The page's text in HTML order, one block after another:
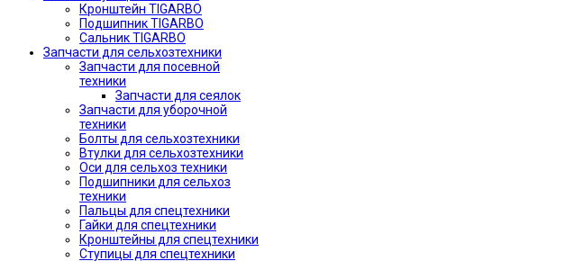
Кронштейн TIGARBO
Подшипник TIGARBO
Сальник TIGARBO
Запчасти для сельхозтехники
Запчасти для посевной
техники
Запчасти для сеялок
Запчасти для уборочной
техники
Болты для сельхозтехники
Втулки для сельхозтехники
Оси для сельхоз техники
Подшипники для сельхоз
техники
Пальцы для спецтехники
Гайки для спецтехники
Кронштейны для спецтехники
Ступицы для спецтехники